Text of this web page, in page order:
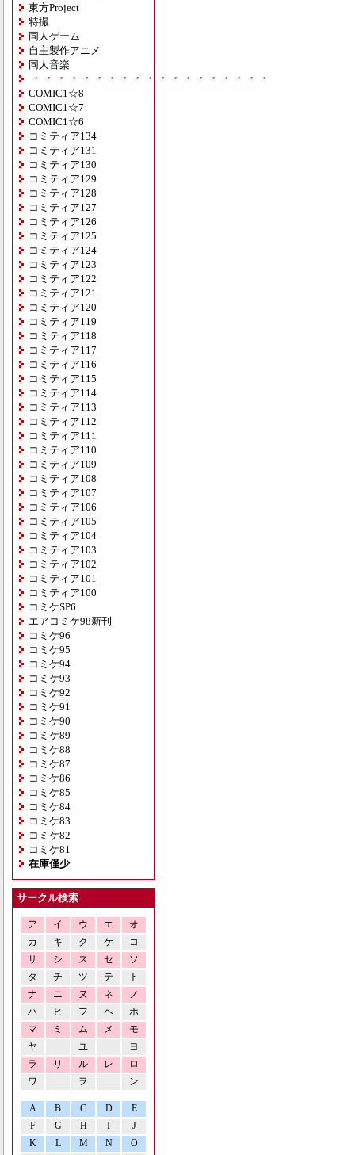
東方Project
特撮
同人ゲーム
自主製作アニメ
同人音楽
・・・・・・・・・・・・・・・・・・・
COMIC1☆8
COMIC1☆7
COMIC1☆6
コミティア134
コミティア131
コミティア130
コミティア129
コミティア128
コミティア127
コミティア126
コミティア125
コミティア124
コミティア123
コミティア122
コミティア121
コミティア120
コミティア119
コミティア118
コミティア117
コミティア116
コミティア115
コミティア114
コミティア113
コミティア112
コミティア111
コミティア110
コミティア109
コミティア108
コミティア107
コミティア106
コミティア105
コミティア104
コミティア103
コミティア102
コミティア101
コミティア100
コミケSP6
エアコミケ98新刊
コミケ96
コミケ95
コミケ94
コミケ93
コミケ92
コミケ91
コミケ90
コミケ89
コミケ88
コミケ87
コミケ86
コミケ85
コミケ84
コミケ83
コミケ82
コミケ81
在庫僅少
サークル検索
ア イ ウ エ
オ
カ
キ ク ケ
コ
サ
シ ス セ
ソ
タ
チ ツ テ
ト
ナ
ニ ヌ ネ
ノ
ハ
ヒ フ ヘ
ホ
マ
ミ ム メ
モ
ヤ
ユ
ヨ
ラ
リ ル レ
ロ
ワ
ヲ ン
A B C D
E
F
G H I
J
K
L M N O